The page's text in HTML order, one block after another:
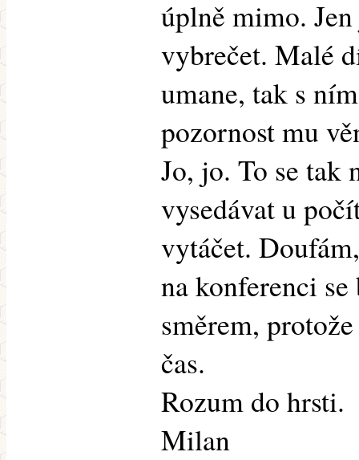
úplně mimo.
vybrečet. Malé
umane, tak s
pozornost mu
Jo, jo. To se tak
vysedávat u
vytáčet.
na konferenci
směrem,
čas.
Rozum do hrsti.
Milan